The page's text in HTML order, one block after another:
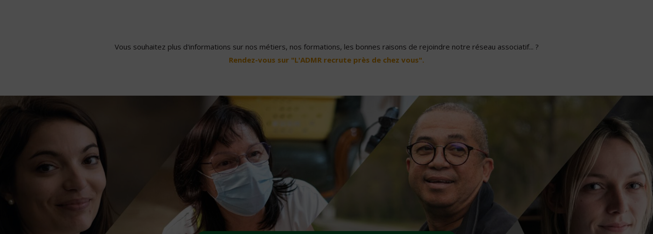
Vous souhaitez plus d'informations sur nos métiers, nos formations, les bonnes raisons de rejoindre notre réseau associatif... ?
Rendez-vous sur "L'ADMR recrute près de chez vous".